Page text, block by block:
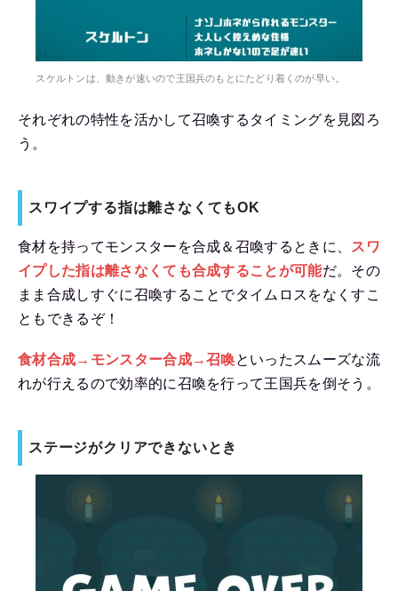
スケルトンは、動きが速いので王国兵のもとにたどり着くのが早い。
それぞれの特性を活かして召喚するタイミングを見図ろ
う。
スワイプする指は離さなくてもOK
食材を持ってモンスターを合成＆召喚するときに、 スワ
イプした指は離さなくても合成することが可能だ。その
まま合成しすぐに召喚することでタイムロスをなくすこ
ともできるぞ！
食材合成→モンスター合成→召喚といったスムーズな流
れが行えるので効率的に召喚を行って王国兵を倒そう。
ステージがクリアできないとき